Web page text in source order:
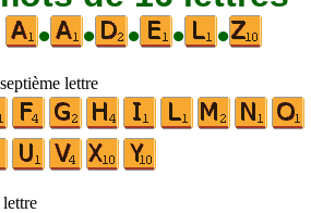
• • • • •
lettre